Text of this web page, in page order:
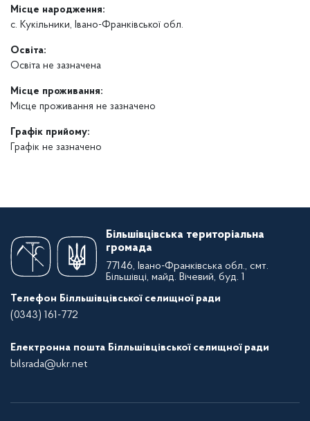
Місце народження:
с. Кукільники, Івано-Франківської обл.
Освіта:
Освіта не зазначена
Місце проживання:
Місце проживання не зазначено
Графік прийому:
Графік не зазначено
Більшівцівська територіальна
громада
77146, Івано-Франківська обл., смт.
Більшівці, майд. Вічевий, буд. 1
Телефон Білльшівцівської селищної ради
(0343) 161-772
Електронна пошта Білльшівцівської селищної ради
bilsrada@ukr.net